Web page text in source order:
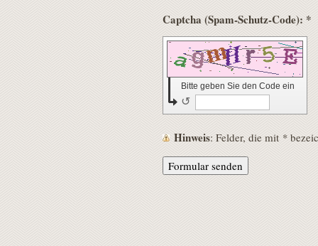
Captcha (Spam-Schutz-Code): *
Bitte geben Sie den Code ein
↺
Hinweis : Felder, die mit *